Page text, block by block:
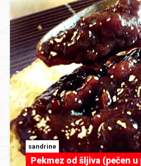
sandrine
Pekmez od šljiva (pečen u